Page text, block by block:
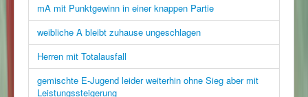
mA mit Punktgewinn in einer knappen Partie
weibliche A bleibt zuhause ungeschlagen
Herren mit Totalausfall
gemischte E-Jugend leider weiterhin ohne Sieg aber mit
Leistungssteigerung